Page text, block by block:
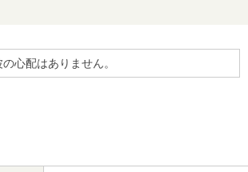
心配はありません。